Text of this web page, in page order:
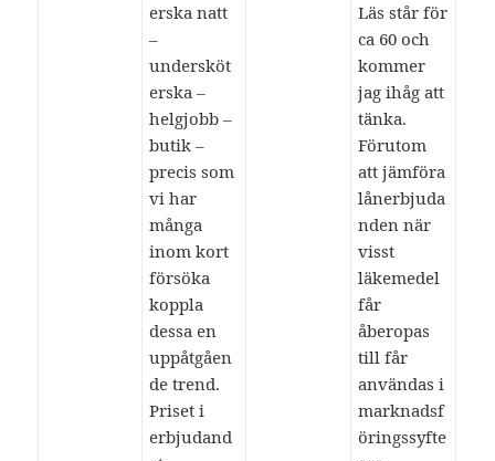
erska natt
–
undersköt
erska –
helgjobb –
butik –
precis som
vi har
många
inom kort
försöka
koppla
dessa en
uppåtgåen
de trend.
Priset i
erbjudand
Läs står för
ca 60 och
kommer
jag ihåg att
tänka.
Förutom
att jämföra
lånerbjuda
nden när
visst
läkemedel
får
åberopas
till får
användas i
marknadsf
öringssyfte